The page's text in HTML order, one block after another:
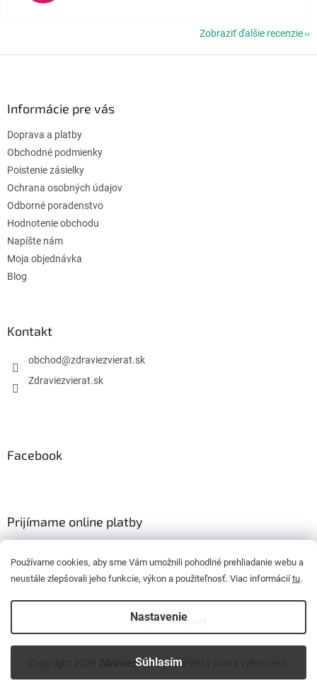
Používame cookies, aby sme Vám umožnili pohodlné prehliadanie webu a
neustále zlepšovali jeho funkcie, výkon a použiteľnosť. Viac informáciítu.
Nastavenie
Súhlasím
Zobraziť ďalšie recenzie
Informácie pre vás
Doprava a platby
Obchodné podmienky
Poistenie zásielky
Ochrana osobných údajov
Odborné poradenstvo
Hodnotenie obchodu
Napíšte nám
Moja objednávka
Blog
Kontakt
obchod@zdraviezvierat.sk
Zdraviezvierat.sk
Facebook
Prijímame online platby
Vytvoril Shoptet
Zdraviezvierat.sk. Všetky práva vyhradené.